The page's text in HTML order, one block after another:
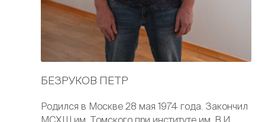
БЕЗРУКОВ ПЕТР
Родился в Москве 28 мая 1974 года. Закончил
МСХШ им. Томского при институте им. В.И.